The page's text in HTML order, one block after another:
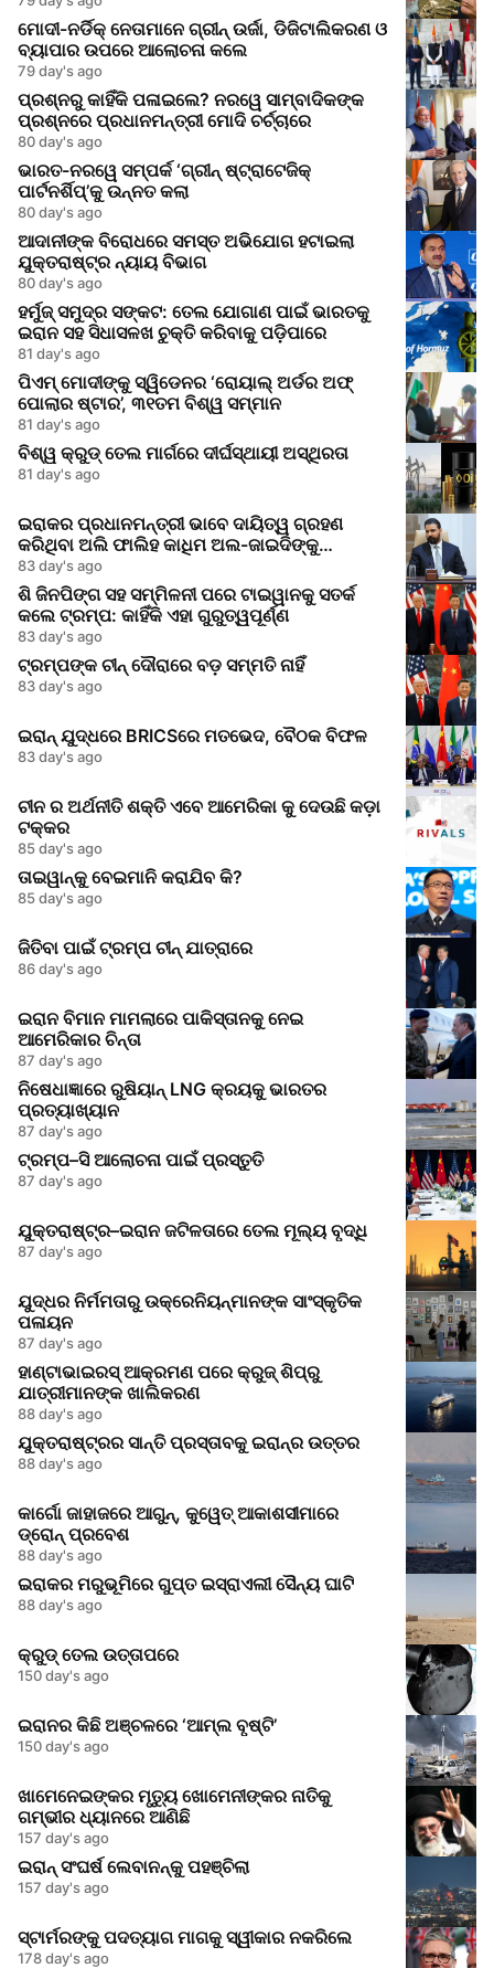
ମୋଦୀ-ନର୍ଡିକ୍ ନେତାମାନେ ଗ୍ରୀନ୍ ଉର୍ଜା, ଡିଜିଟାଲିକରଣ ଓ
ବ୍ୟାପାର ଉପରେ ଆଲୋଚନା କଲେ
79 day's ago
ପ୍ରଶ୍ନରୁ କାହିଁକି ପଳାଇଲେ? ନରୱେ ସାମ୍ବାଦିକଙ୍କ
ପ୍ରଶ୍ନରେ ପ୍ରଧାନମନ୍ତ୍ରୀ ମୋଦି ଚର୍ଚ୍ଚାରେ
80 day's ago
ଭାରତ-ନରୱେ ସମ୍ପର୍କ ‘ଗ୍ରୀନ୍ ଷ୍ଟ୍ରାଟେଜିକ୍
ପାର୍ଟନର୍ଶିପ୍’କୁ ଉନ୍ନତ କଲା
80 day's ago
ଆଦାନୀଙ୍କ ବିରୋଧରେ ସମସ୍ତ ଅଭିଯୋଗ ହଟାଇଲା
ଯୁକ୍ତରାଷ୍ଟ୍ର ନ୍ୟାୟ ବିଭାଗ
80 day's ago
ହର୍ମୁଜ୍ ସମୁଦ୍ର ସଙ୍କଟ: ତେଲ ଯୋଗାଣ ପାଇଁ ଭାରତକୁ
ଇରାନ ସହ ସିଧାସଳଖ ଚୁକ୍ତି କରିବାକୁ ପଡ଼ିପାରେ
81 day's ago
ପିଏମ୍ ମୋଦୀଙ୍କୁ ସ୍ୱିଡେନର ‘ରୋୟାଲ୍ ଅର୍ଡର ଅଫ୍
ପୋଲାର ଷ୍ଟାର’, ୩୧ତମ ବିଶ୍ୱ ସମ୍ମାନ
81 day's ago
ବିଶ୍ୱ କ୍ରୁଡ୍ ତେଲ ମାର୍ଗରେ ଦୀର୍ଘସ୍ଥାୟୀ ଅସ୍ଥିରତା
81 day's ago
ଇରାକର ପ୍ରଧାନମନ୍ତ୍ରୀ ଭାବେ ଦାୟିତ୍ୱ ଗ୍ରହଣ
କରିଥିବା ଅଲି ଫାଲିହ କାଧିମ ଅଲ-ଜାଇଦିଙ୍କୁ
ପ୍ରଧାନମନ୍ତ୍ରୀ ମୋଦୀଙ୍କ ଅଭିନନ୍ଦନ
83 day's ago
ଶି ଜିନପିଙ୍ଗ ସହ ସମ୍ମିଳନୀ ପରେ ଟାଇୱାନକୁ ସତର୍କ
କଲେ ଟ୍ରମ୍ପ: କାହିଁକି ଏହା ଗୁରୁତ୍ୱପୂର୍ଣ୍ଣ
83 day's ago
ଟ୍ରମ୍ପଙ୍କ ଚୀନ୍‌ ଦୌରାରେ ବଡ଼ ସମ୍ମତି ନାହିଁ
83 day's ago
ଇରାନ୍‌ ଯୁଦ୍ଧରେ BRICSରେ ମତଭେଦ, ବୈଠକ ବିଫଳ
83 day's ago
ଚୀନ ର ଅର୍ଥନୀତି ଶକ୍ତି ଏବେ ଆମେରିକା କୁ ଦେଉଛି କଡ଼ା
ଟକ୍କର
85 day's ago
ତାଇୱାନ୍‌କୁ ବେଇମାନି କରାଯିବ କି?
85 day's ago
ଜିତିବା ପାଇଁ ଟ୍ରମ୍ପ ଚୀନ୍‌ ଯାତ୍ରାରେ
86 day's ago
ଇରାନ ବିମାନ ମାମଲାରେ ପାକିସ୍ତାନକୁ ନେଇ
ଆମେରିକାର ଚିନ୍ତା
87 day's ago
ନିଷେଧାଜ୍ଞାରେ ରୁଷିୟାନ୍‌ LNG କ୍ରୟକୁ ଭାରତର
ପ୍ରତ୍ୟାଖ୍ୟାନ
87 day's ago
ଟ୍ରମ୍ପ–ସି ଆଲୋଚନା ପାଇଁ ପ୍ରସ୍ତୁତି
87 day's ago
ଯୁକ୍ତରାଷ୍ଟ୍ର–ଇରାନ ଜଟିଳତାରେ ତେଲ ମୂଲ୍ୟ ବୃଦ୍ଧି
87 day's ago
ଯୁଦ୍ଧର ନିର୍ମମତାରୁ ଉକ୍ରେନିୟନ୍‌ମାନଙ୍କ ସାଂସ୍କୃତିକ
ପଳାୟନ
87 day's ago
ହାଣ୍ଟାଭାଇରସ୍‌ ଆକ୍ରମଣ ପରେ କ୍ରୁଜ୍‌ ଶିପ୍‌ରୁ
ଯାତ୍ରୀମାନଙ୍କ ଖାଲିକରଣ
88 day's ago
ଯୁକ୍ତରାଷ୍ଟ୍ରର ସାନ୍ତି ପ୍ରସ୍ତାବକୁ ଇରାନ୍‌ର ଉତ୍ତର
88 day's ago
କାର୍ଗୋ ଜାହାଜରେ ଆଗୁନ୍, କୁୱେତ୍ ଆକାଶସୀମାରେ
ଡ୍ରୋନ୍ ପ୍ରବେଶ
88 day's ago
ଇରାକର ମରୁଭୂମିରେ ଗୁପ୍ତ ଇସ୍ରାଏଲୀ ସୈନ୍ୟ ଘାଟି
88 day's ago
କ୍ରୁଡ୍ ତେଲ ଉତ୍ତାପରେ
150 day's ago
ଇରାନର କିଛି ଅଞ୍ଚଳରେ ‘ଆମ୍ଲ ବୃଷ୍ଟି’
150 day's ago
ଖାମେନେଇଙ୍କର ମୃତ୍ୟୁ ଖୋମେନୀଙ୍କର ନାତିକୁ
ଗମ୍ଭୀର ଧ୍ୟାନରେ ଆଣିଛି
157 day's ago
ଇରାନ୍ ସଂଘର୍ଷ ଲେବାନନ୍କୁ ପହଞ୍ଚିଲା
157 day's ago
ସ୍ଟାର୍ମରଙ୍କୁ ପଦତ୍ୟାଗ ମାଗକୁ ସ୍ୱୀକାର ନକରିଲେ
178 day's ago